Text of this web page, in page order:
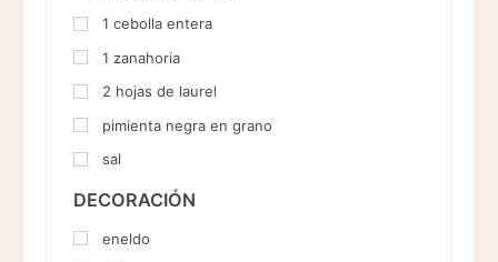
1 cebolla entera
1 zanahoria
2 hojas de laurel
pimienta negra en grano
sal
DECORACIÓN
eneldo